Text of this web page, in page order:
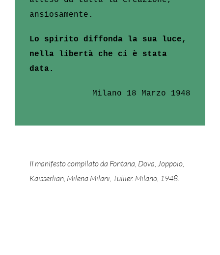
ansiosamente.
Lo spirito diffonda la sua luce,
nella libertà che ci è stata
data.
Milano 18 Marzo 1948
II manifesto compilato da Fontana, Dova, Joppolo,
Kaisserlian, Milena Milani, Tullier. Milano, 1948.